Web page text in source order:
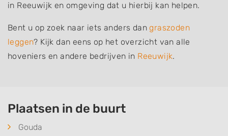
in Reeuwijk en omgeving dat u hierbij kan helpen.
Bent u op zoek naar iets anders dangraszoden
leggen? Kijk dan eens op het overzicht van alle
hoveniers en andere bedrijven in Reeuwijk.
Plaatsen in de buurt
Gouda